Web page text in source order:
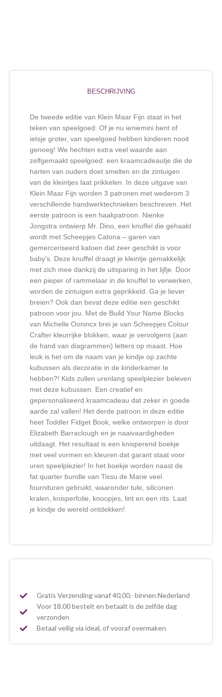
BESCHRIJVING
De tweede editie van Klein Maar Fijn staat in het
teken van speelgoed. Of je nu ieniemini bent of
ietsje groter, van speelgoed hebben kinderen nooit
genoeg! We hechten extra veel waarde aan
zelfgemaakt speelgoed: een kraamcadeautje die de
harten van ouders doet smelten en de zintuigen
van de kleintjes laat prikkelen. In deze uitgave van
Klein Maar Fijn worden 3 patronen met wederom 3
verschillende handwerktechnieken beschreven. Het
eerste patroon is een haakpatroon. Nienke
Jongstra ontwierp Mr. Dino, een knuffel die gehaakt
wordt met Scheepjes Catona – garen van
gemerceriseerd katoen dat zeer geschikt is voor
baby’s. Deze knuffel draagt je kleintje gemakkelijk
met zich mee dankzij de uitsparing in het lijfje. Door
een pieper of rammelaar in de knuffel te verwerken,
worden de zintuigen extra geprikkeld. Ga je liever
breien? Ook dan bevat deze editie een geschikt
patroon voor jou. Met de Build Your Name Blocks
van Michelle Oonincx brei je van Scheepjes Colour
Crafter kleurrijke blokken, waar je vervolgens (aan
de hand van diagrammen) letters op maast. Hoe
leuk is het om de naam van je kindje op zachte
kubussen als decoratie in de kinderkamer te
hebben?! Kids zullen urenlang speelplezier beleven
met deze kubussen. Een creatief en
gepersonaliseerd kraamcadeau dat zeker in goede
aarde zal vallen! Het derde patroon in deze editie
heet Toddler Fidget Book, welke ontworpen is door
Elizabeth Barraclough en je naaivaardigheden
uitdaagt. Het resultaat is een knisperend boekje
met veel vormen en kleuren dat garant staat voor
uren speelplezier! In het boekje worden naast de
fat quarter bundle van Tissu de Marie veel
fournituren gebruikt, waaronder tule, siliconen
kralen, knisperfolie, knoopjes, lint en een rits. Laat
je kindje de wereld ontdekken!
Gratis Verzending vanaf 40,00,- binnen Nederland
Voor 18.00 bestelt en betaalt is de zelfde dag
verzonden
Betaal veilig via ideal, of vooraf overmaken